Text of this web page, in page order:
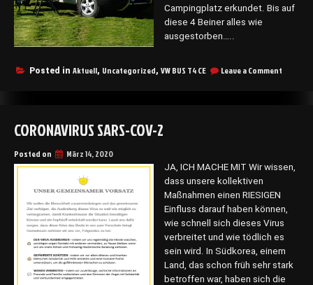
Campingplatz erkundet. Bis auf
diese 4 Beiner alles wie
ausgestorben…..
Posted in Aktuell, Uncategorized, VW BUS T4 CE Leave a Comment
CORONAVIRUS SARS-COV-2
Posted on März 14, 2020
JA, ICH MACHE MIT Wir wissen,
dass unsere kollektiven
Maßnahmen einen RIESIGEN
Einfluss darauf haben können,
wie schnell sich dieses Virus
verbreitet und wie tödlich es
sein wird. In Südkorea, einem
Land, das schon früh sehr stark
betroffen war, haben sich die